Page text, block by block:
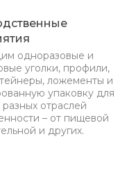
одноразовые и
уголки, профили,
ложементы и
упаковку для
отраслей
– от пищевой
и других.